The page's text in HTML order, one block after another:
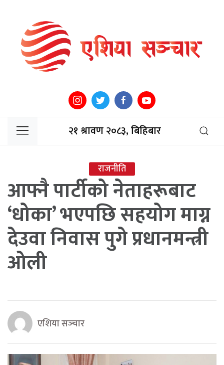
२१ श्रावण २०८३, बिहिबार
राजनीति
आफ्नै पार्टीको नेताहरूबाट
‘धोका’ भएपछि सहयोग माग्न
देउवा निवास पुगे प्रधानमन्त्री
ओली
एशिया सञ्‍चार